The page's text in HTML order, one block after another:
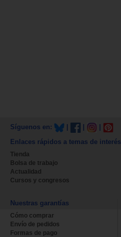
Síguenos en:
Enlaces rápidos a temas de interés
Tienda
Bolsa de trabajo
Actualidad
Cursos y congresos
Nuestras garantías
Cómo comprar
Envío de pedidos
Formas de pago